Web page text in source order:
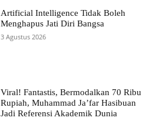
Artificial Intelligence Tidak Boleh
Menghapus Jati Diri Bangsa
3 Agustus 2026
Viral! Fantastis, Bermodalkan 70 Ribu
Rupiah, Muhammad Ja’far Hasibuan
Jadi Referensi Akademik Dunia